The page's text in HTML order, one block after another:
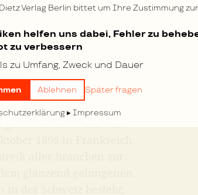
Verlag Berlin bittet um Ihre Zustimmung
helfen uns dabei, Fehler zu
zu verbessern
zu Umfang, Zweck und Dauer
Ablehnen Später fragen
Impressum
in verschiedenen
dementsprechend ganz
im Kriegsfall ein
der Bergarbeiter, der
wurde und zu dessen
Sozialisten in
gebracht hatte; daß ein